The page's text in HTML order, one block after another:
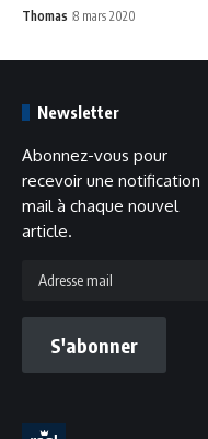
Thomas 8 mars 2020
Newsletter
Abonnez-vous pour
recevoir une notification
mail à chaque nouvel
article.
mail
S'abonner